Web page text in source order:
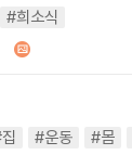
#희소식
#운동 #몸